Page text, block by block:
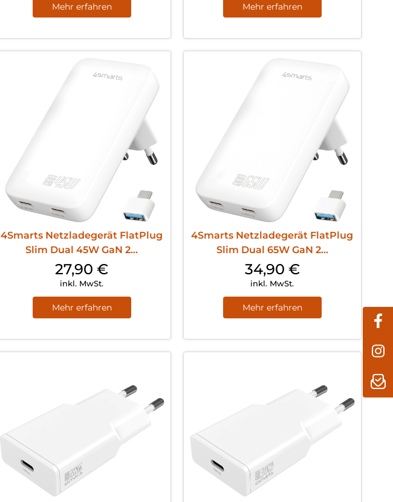
Mehr erfahren Mehr erfahren
4Smarts Netzladegerät FlatPlug
Slim Dual 45W GaN 2...
27,90€
inkl. MwSt.
Mehr erfahren
4Smarts Netzladegerät FlatPlug
Slim Dual 65W GaN 2...
34,90 €
inkl. MwSt.
Mehr erfahren